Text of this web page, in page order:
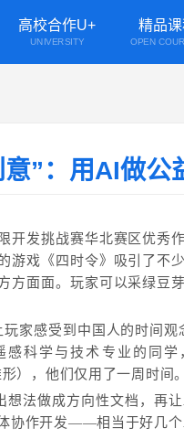
高校合作U+
UNIVERSITY
精品
OPEN
”：用AI做
开发挑战赛华北赛区优秀
游戏《四时令》吸引了不
方面面。玩家可以采绿豆
玩家感受到中国人的时间
感科学与技术专业的同
），他们仅用了一周时间。
想法做成方向性文档，再
协作开发——相当于好几个